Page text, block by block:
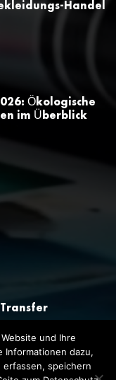
Handel
Ökologische
im Überblick
und Ihre
Informationen dazu,
speichern